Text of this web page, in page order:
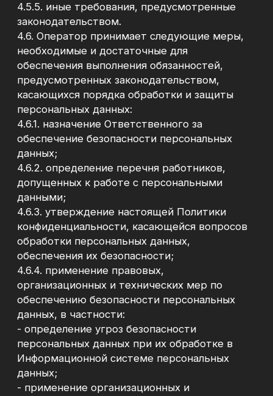
5. Порядок взаимодействия Пользователей с
Оператором:
5.1. Пользователи вправе запрашивать у
Оператора информацию, касающуюся
обработки их персональных данных. Для
этого нужно отправить запрос по
электронному адресу: pmbypm1@gmail.com.
Запрос Пользователя должен содержать
сведения, предусмотренные частью 3 статьи
14 Закона о персональных данных.
5.2. Пользователи вправе направлять
запросы на уточнение, актуализацию
персональных данных, заявления об отзыве
согласия на обработку персональных данных
по электронному адресу, указанному в
пункте 5.1 Политики.
5.3. Пользователь вправе обжаловать
связанные с обработкой персональных
данных, в уполномоченный орган по защите
прав субъектов персональных данных или в
судебном порядке.